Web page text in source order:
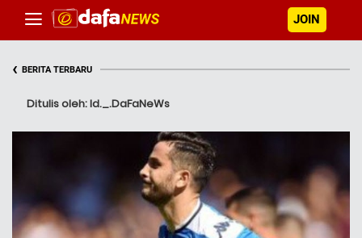
JOIN
‹ BERITA TERBARU
Ditulis oleh: Id._.DaFaNeWs